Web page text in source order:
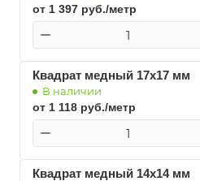
от 1 397 руб./метр
Квадрат медный 17х17 мм
В наличии
от 1 118 руб./метр
Квадрат медный 14х14 мм